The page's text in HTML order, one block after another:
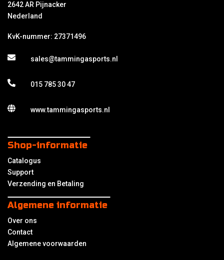
2642 AR Pijnacker
Nederland
KvK-nummer: 27371496
sales@tammingasports.nl
015 785 30 47
www.tammingasports.nl
Shop-informatie
Catalogus
Support
Verzending en Betaling
Algemene informatie
Over ons
Contact
Algemene voorwaarden